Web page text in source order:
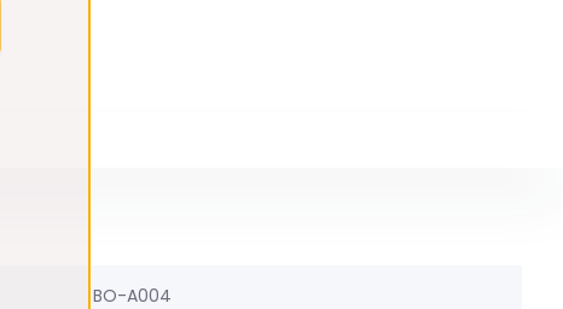
BO-A004